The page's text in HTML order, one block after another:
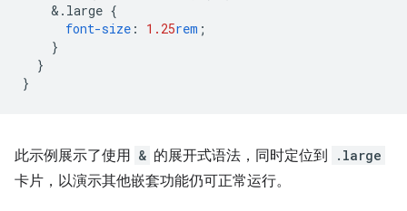
& .large {
font-size : 1.25rem ;
}
}
}
此示例展示了使用 & 的展开式语法，同时定位到 .large
卡片，以演示其他嵌套功能仍可正常运行。